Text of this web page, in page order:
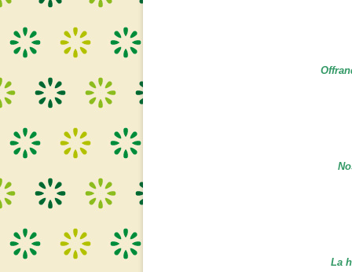
La